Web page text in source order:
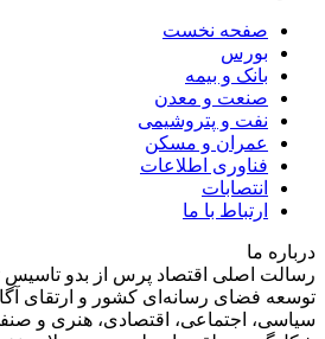
صفحه نخست
بورس
بانک و بیمه
صنعت و معدن
نفت و پتروشیمی
عمران و مسکن
فناوری اطلاعات
انتصابات
ارتباط با ما
درباره ما
رسالت اصلی اقتصاد پرس از بدو تاسیس
توسعه فضای رسانه‌ای کشور و ارتقای
سیاسی، اجتماعی، اقتصادی، هنری و